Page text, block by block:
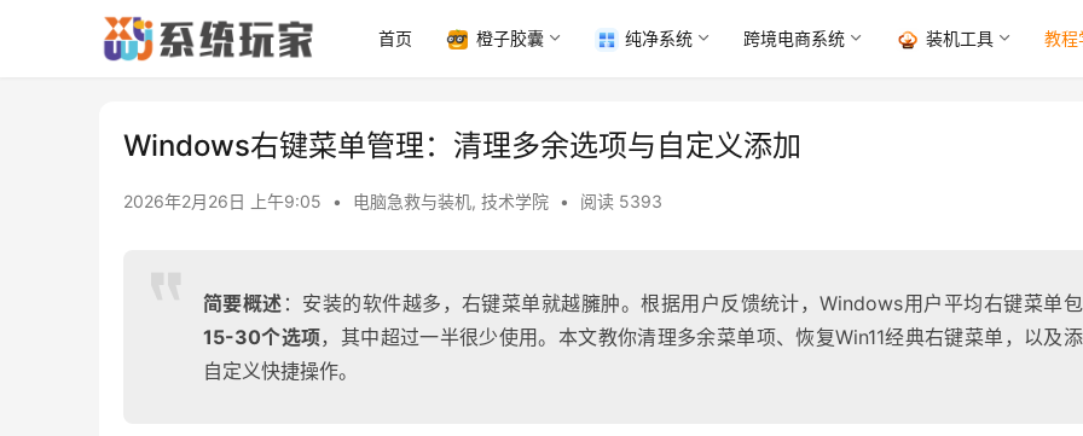
首页 橙子胶囊 纯净系统 跨境电商系统 装机工具 教程
Windows右键菜单管理：清理多余选项与自定义添加
2026年2月26日 上午9:05 • 电脑急救与装机, 技术学院 • 阅读 5393
简要概述 ：安装的软件越多，右键菜单就越臃肿。根据用户反馈统计，Windows用户平均右键菜单
15-30个选项，其中超过一半很少使用。本文教你清理多余菜单项、恢复Win11经典右键菜单，以及
自定义快捷操作。